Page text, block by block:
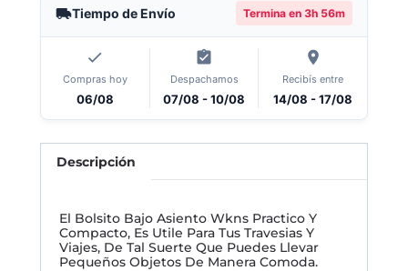
Tiempo de Envío Termina en 3h 56m
Compras hoy
06/08
Despachamos
07/08 - 10/08
Recibís entre
14/08 - 17/08
Descripción
El Bolsito Bajo Asiento Wkns Practico Y
Compacto, Es Utile Para Tus Travesias Y
Viajes, De Tal Suerte Que Puedes Llevar
Pequeños Objetos De Manera Comoda.